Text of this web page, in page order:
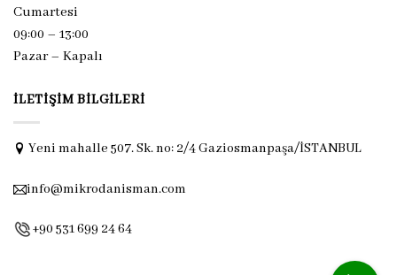
Cumartesi
09:00 – 13:00
Pazar – Kapalı
İLETIŞIM BILGILERI
Yeni mahalle 507. Sk. no: 2/4 Gaziosmanpaşa/İSTANBUL
info@mikrodanisman.com
+90 531 699 24 64